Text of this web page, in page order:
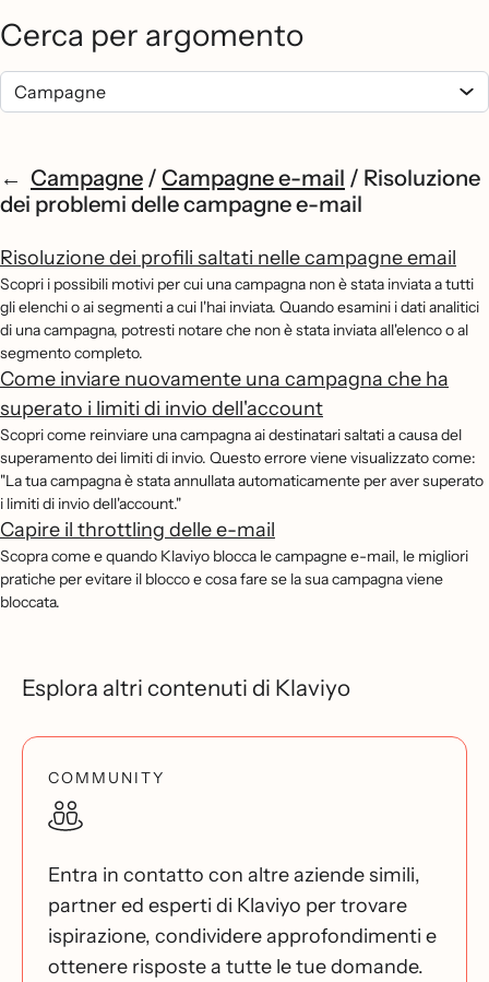
Cerca per argomento
Campagne / Campagne e-mail / Risoluzione
dei problemi delle campagne e-mail
Risoluzione dei profili saltati nelle campagne email
Scopri i possibili motivi per cui una campagna non è stata inviata a tutti
gli elenchi o ai segmenti a cui l'hai inviata. Quando esamini i dati analitici
di una campagna, potresti notare che non è stata inviata all'elenco o al
segmento completo.
Come inviare nuovamente una campagna che ha
superato i limiti di invio dell'account
Scopri come reinviare una campagna ai destinatari saltati a causa del
superamento dei limiti di invio. Questo errore viene visualizzato come:
"La tua campagna è stata annullata automaticamente per aver superato
i limiti di invio dell'account."
Capire il throttling delle e-mail
Scopra come e quando Klaviyo blocca le campagne e-mail, le migliori
pratiche per evitare il blocco e cosa fare se la sua campagna viene
bloccata.
Esplora altri contenuti di Klaviyo
COMMUNITY
Entra in contatto con altre aziende simili,
partner ed esperti di Klaviyo per trovare
ispirazione, condividere approfondimenti e
ottenere risposte a tutte le tue domande.